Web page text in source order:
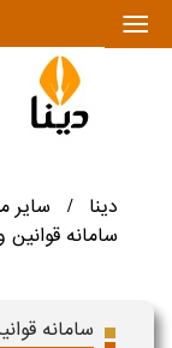
|||
دینا / سایر
سامانه
سامانه